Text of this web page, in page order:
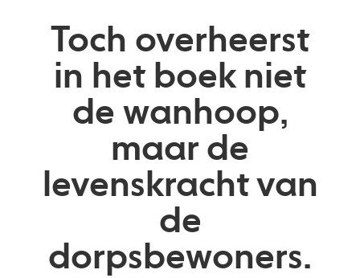
Toch overheerst
in het boek niet
de wanhoop,
maar de
levenskracht van
de
dorpsbewoners.